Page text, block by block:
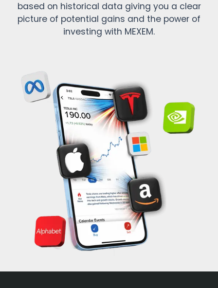
based on historical data giving you a clear
picture of potential gains and the power of
investing with MEXEM.